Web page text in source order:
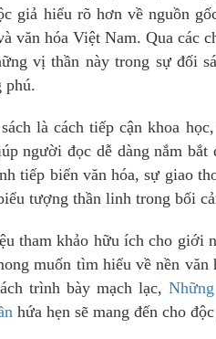
giả hiểu rõ hơn về nguồn
văn hóa Việt Nam. Qua các
vị thần này trong sự đối
phú.
là cách tiếp cận khoa
người đọc dễ dàng nắm
tiếp biến văn hóa, sự giao
tượng thần linh trong bối
tham khảo hữu ích cho giới
muốn tìm hiểu về nền
trình bày mạch lạc,
hứa hẹn sẽ mang đến cho